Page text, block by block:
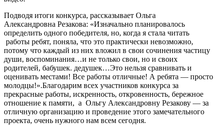
Подводя итоги конкурса, рассказывает Ольга
Александровна Резакова: «Изначально планировалось
определить одного победителя, но, когда я стала читать
работы ребят, поняла, что это практически невозможно,
потому что каждый из них вложил в свои сочинения частицу
души, воспоминания…и не только свои, но и своих
родителей, бабушек. дедушек…Это нельзя сравнивать и
оценивать местами! Все работы отличные! А ребята — просто
молодцы!».Благодарим всех участников конкурса за
прекрасные работы, искренность, откровенность, бережное
отношение к памяти, а Ольгу Александровну Резакову — за
отличную организацию и проведение этого замечательного
проекта, очень нужного нам всем сегодня.